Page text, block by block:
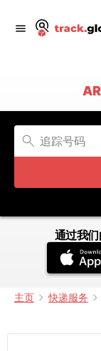
通过我
主页 快递服务